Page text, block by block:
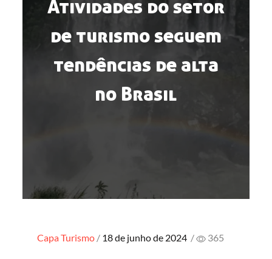
Atividades do setor
de turismo seguem
tendências de alta
no Brasil
CapaTurismo Posted
18 de junho de 2024 / 365